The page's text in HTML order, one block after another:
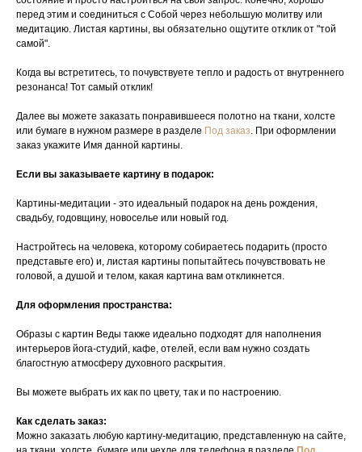
перед этим и соединиться с Собой через небольшую молитву или
медитацию. Листая картины, вы обязательно ощутите отклик от "той
самой".
Когда вы встретитесь, то почувствуете тепло и радость от внутреннего
резонанса! Тот самый отклик!
Далее вы можете заказать понравившееся полотно на ткани, холсте
или бумаге в нужном размере в разделе Под заказ. При оформлении
заказ укажите Имя данной картины.
Если вы заказываете картину в подарок:
Картины-медитации - это идеальный подарок на день рождения,
свадьбу, годовщину, новоселье или новый год.
Настройтесь на человека, которому собираетесь подарить (просто
представьте его) и, листая картины попытайтесь почувствовать не
головой, а душой и телом, какая картина вам откликнется.
Для оформления пространства:
Образы с картин Веды также идеально подходят для наполнения
интерьеров йога-студий, кафе, отелей, если вам нужно создать
благостную атмосферу духовного раскрытия.
Вы можете выбрать их как по цвету, так и по настроению.
Как сделать заказ:
Можно заказать любую картину-медитацию, представленную на сайте,